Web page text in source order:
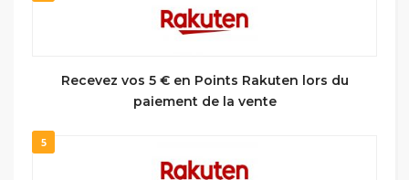
Recevez vos 5 € en Points Rakuten lors du
paiement de la vente
5